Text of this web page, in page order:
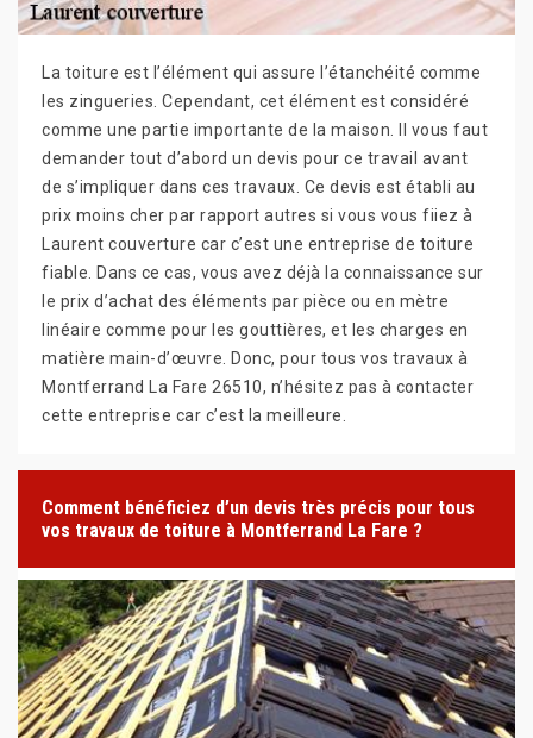
La toiture est l’élément qui assure l’étanchéité comme
les zingueries. Cependant, cet élément est considéré
comme une partie importante de la maison. II vous faut
demander tout d’abord un devis pour ce travail avant
de s’impliquer dans ces travaux. Ce devis est établi au
prix moins cher par rapport autres si vous vous fiiez à
Laurent couverture car c’est une entreprise de toiture
fiable. Dans ce cas, vous avez déjà la connaissance sur
le prix d’achat des éléments par pièce ou en mètre
linéaire comme pour les gouttières, et les charges en
matière main-d’œuvre. Donc, pour tous vos travaux à
Montferrand La Fare 26510, n’hésitez pas à contacter
cette entreprise car c’est la meilleure.
Comment bénéficiez d’un devis très précis pour tous
vos travaux de toiture à Montferrand La Fare ?